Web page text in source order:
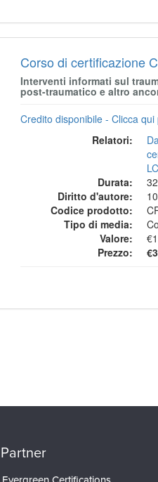
Corso di certificazione
Interventi informati sul
post-traumatico e altro
Credito disponibile - Clicca
Relatori:
Durata:
Diritto d'autore:
Codice prodotto:
Tipo di media:
Valore:
Prezzo:
Partner